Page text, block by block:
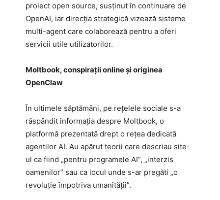
proiect open source, susținut în continuare de
OpenAI, iar direcția strategică vizează sisteme
multi-agent care colaborează pentru a oferi
servicii utile utilizatorilor.
Moltbook, conspirații online și originea
OpenClaw
În ultimele săptămâni, pe rețelele sociale s-a
răspândit informația despre Moltbook, o
platformă prezentată drept o rețea dedicată
agenților AI. Au apărut teorii care descriau site-
ul ca fiind „pentru programele AI”, „interzis
oamenilor” sau ca locul unde s-ar pregăti „o
revoluție împotriva umanității”.